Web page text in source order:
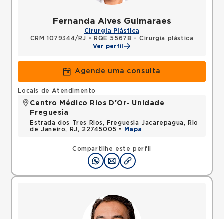
Fernanda Alves Guimaraes
Cirurgia Plástica
CRM 1079344/RJ •
RQE 55678 - Cirurgia plástica
Ver perfil
Agende uma consulta
Compartilhe este perfil
Locais de Atendimento
Centro Médico Rios D'Or- Unidade
Freguesia
Estrada dos Tres Rios, Freguesia Jacarepagua, Rio
de Janeiro, RJ, 22745005 •
Mapa